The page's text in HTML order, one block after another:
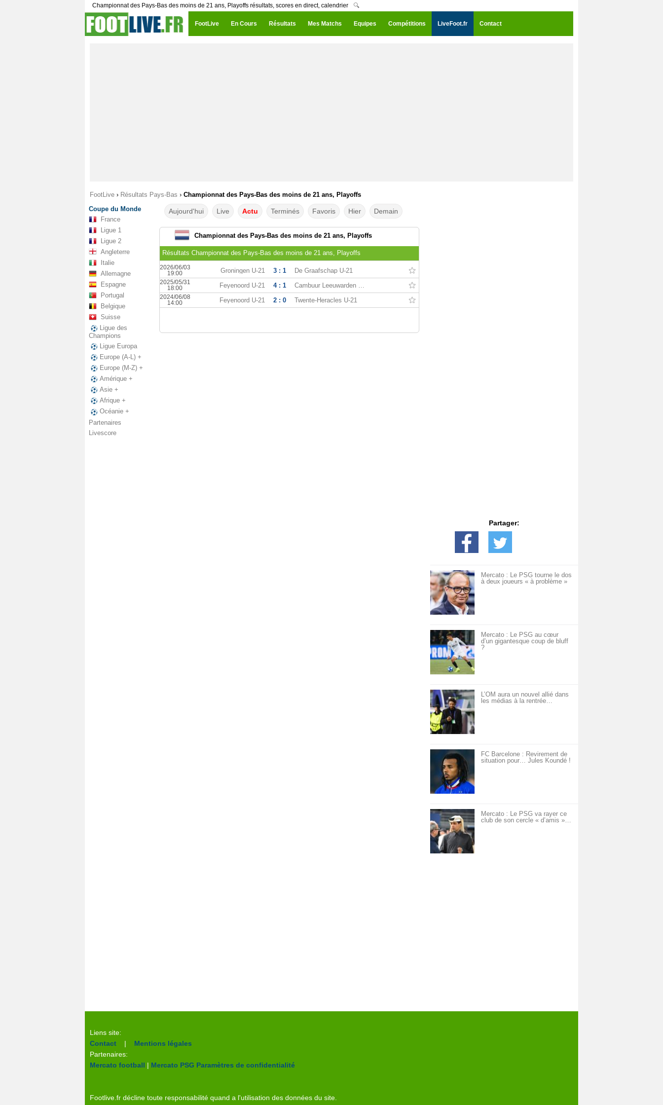
Championnat des Pays-Bas des moins de 21 ans, Playoffs résultats, scores en direct, calendrier 🔍
FootLive En Cours Résultats Mes Matchs Equipes Compétitions LiveFoot.fr Contact
FootLive › Résultats Pays-Bas › Championnat des Pays-Bas des moins de 21 ans, Playoffs
Coupe du Monde
France
Ligue 1
Ligue 2
Angleterre
Italie
Allemagne
Espagne
Portugal
Belgique
Suisse
Ligue des
Champions
Ligue Europa
Europe (A-L) +
Europe (M-Z) +
Amérique +
Asie +
Afrique +
Océanie +
Partenaires
Livescore
Aujourd'hui Live Actu Terminés Favoris Hier Demain
Championnat des Pays-Bas des moins de 21 ans, Playoffs
Résultats Championnat des Pays-Bas des moins de 21 ans, Playoffs
2026/06/03
19:00
Groningen U-21 3 : 1 De Graafschap U-21
2025/05/31
18:00
Feyenoord U-21 4 : 1 Cambuur Leeuwarden U21
2024/06/08
14:00
Feyenoord U-21 2 : 0 Twente-Heracles U-21
Partager:
Mercato : Le PSG tourne le dos
à deux joueurs « à problème »
Mercato : Le PSG au cœur
d’un gigantesque coup de bluff
?
L’OM aura un nouvel allié dans
les médias à la rentrée…
FC Barcelone : Revirement de
situation pour… Jules Koundé !
Mercato : Le PSG va rayer ce
club de son cercle « d’amis »…
Liens site:
Contact | Mentions légales
Partenaires:
Mercato football | Mercato PSG Paramètres de confidentialité
Footlive.fr décline toute responsabilité quand a l'utilisation des données du site.